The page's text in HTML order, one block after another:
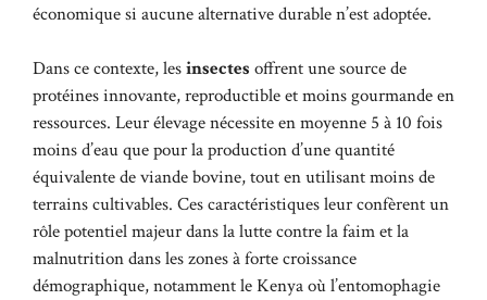
économique si aucune alternative durable n’est adoptée.
Dans ce contexte, lesinsectes offrent une source de
protéines innovante, reproductible et moins gourmande en
ressources. Leur élevage nécessite en moyenne 5 à 10 fois
moins d’eau que pour la production d’une quantité
équivalente de viande bovine, tout en utilisant moins de
terrains cultivables. Ces caractéristiques leur confèrent un
rôle potentiel majeur dans la lutte contre la faim et la
malnutrition dans les zones à forte croissance
démographique, notamment le Kenya où l’entomophagie